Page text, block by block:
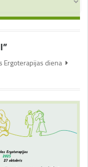
Ergoterapijas diena